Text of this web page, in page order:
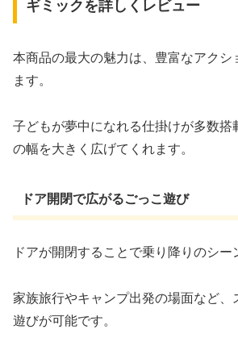
ギミックを詳しくレビュー
本商品の最大の魅力は、豊富なアクシ
ます。
子どもが夢中になれる仕掛けが多数搭
の幅を大きく広げてくれます。
ドア開閉で広がるごっこ遊び
ドアが開閉することで乗り降りのシー
家族旅行やキャンプ出発の場面など、
遊びが可能です。